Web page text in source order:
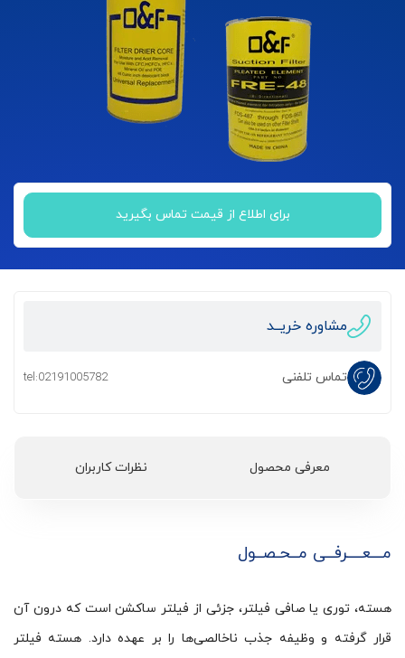
برای اطلاع از قیمت تماس بگیرید
مشاوره خریــد
تماس تلفنی tel:02191005782
معرفی محصول نظرات کاربران
مـــعــــرفــی مــحـصــول
هسته، توری یا صافی فیلتر، جزئی از فیلتر ساکشن است که درون آن
قرار گرفته و وظیفه جذب ناخالصی‌ها را بر عهده دارد. هسته فیلتر